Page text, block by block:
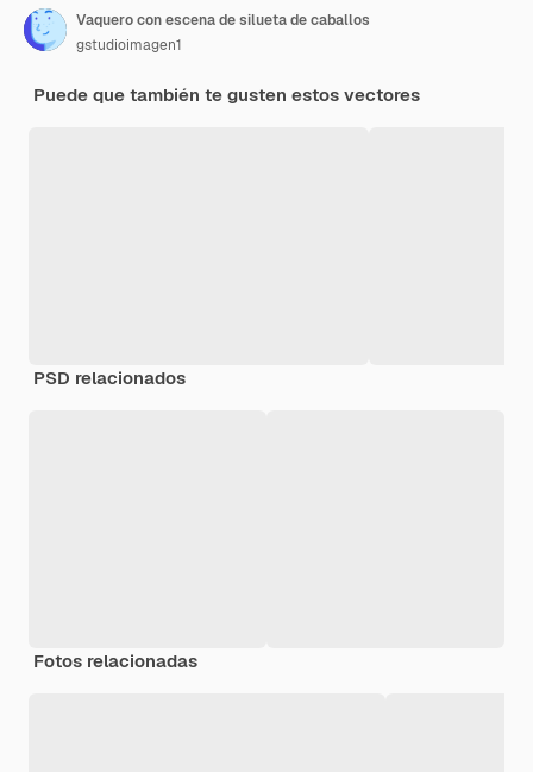
Vaquero con escena de silueta de caballos
gstudioimagen1
Puede que también te gusten estos vectores
PSD relacionados
Fotos relacionadas